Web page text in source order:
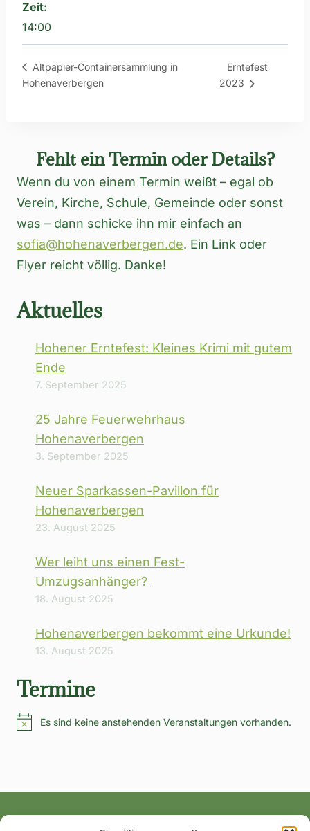
Zeit:
14:00
Altpapier-Containersammlung in
Hohenaverbergen
Erntefest
2023
Fehlt ein Termin oder Details?
Wenn du von einem Termin weißt – egal ob
Verein, Kirche, Schule, Gemeinde oder sonst
was – dann schicke ihn mir einfach an
sofia@hohenaverbergen.de. Ein Link oder
Flyer reicht völlig. Danke!
Aktuelles
Hohener Erntefest: Kleines Krimi mit gutem
Ende
7. September 2025
25 Jahre Feuerwehrhaus
Hohenaverbergen
3. September 2025
Neuer Sparkassen-Pavillon für
Hohenaverbergen
23. August 2025
Wer leiht uns einen Fest-
Umzugsanhänger?
18. August 2025
Hohenaverbergen bekommt eine Urkunde!
13. August 2025
Termine
HinweisEs sind keine anstehenden Veranstaltungen vorhanden.